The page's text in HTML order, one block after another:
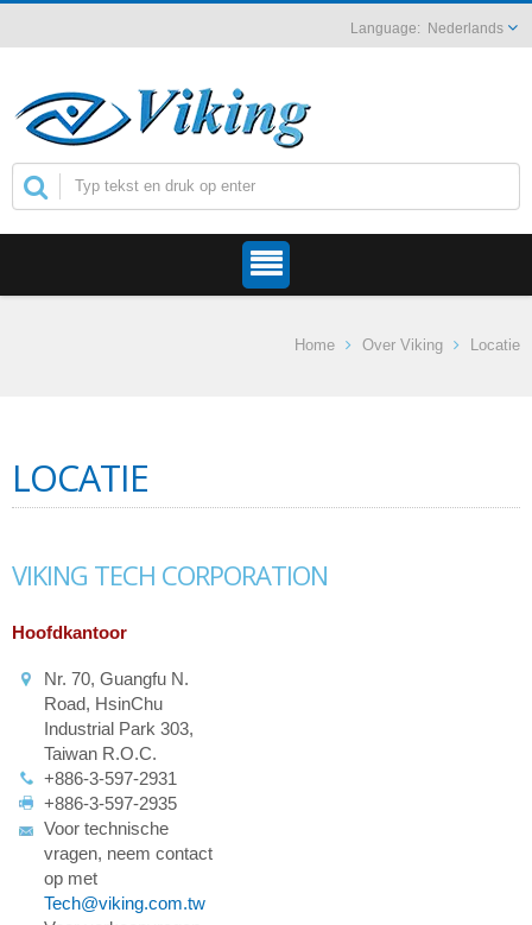
Nederlands
Home Over Viking Locatie
LOCATIE
VIKING TECH CORPORATION
Hoofdkantoor
Nr. 70, Guangfu N.
Road, HsinChu
Industrial Park 303,
Taiwan R.O.C.
+886-3-597-2931
+886-3-597-2935
Voor technische
vragen, neem contact
op met
Tech@viking.com.tw